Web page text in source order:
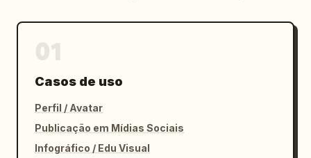
Casos de uso
Perfil / Avatar
Publicação em Mídias Sociais
Infográfico / Edu Visual